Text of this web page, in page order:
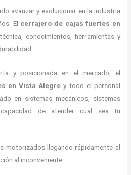
avanzar y evolucionar en la industria
El cerrajero de cajas fuertes en
conocimientos, herramientas y
y posicionada en el mercado, el
en Vista Alegre y todo el personal
en sistemas mecánicos, sistemas
de atender cual sea tu
motorizados llegando rápidamente al
al inconveniente.